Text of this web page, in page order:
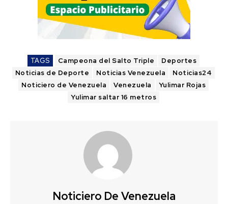
TAGS Campeona del Salto Triple
Deportes
Noticias de Deporte
Noticias Venezuela
Noticias24
Noticiero de Venezuela
Venezuela
Yulimar Rojas
Yulimar saltar 16 metros
Noticiero De Venezuela